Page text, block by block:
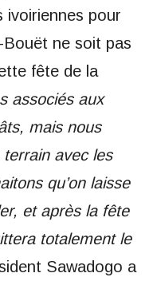
ivoiriennes pour
ne soit pas
fête de la
associés aux
mais nous
avec les
qu’on laisse
et après la fête
totalement le
Sawadogo a